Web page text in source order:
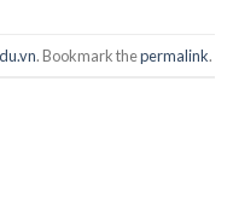
. Bookmark thepermalink.